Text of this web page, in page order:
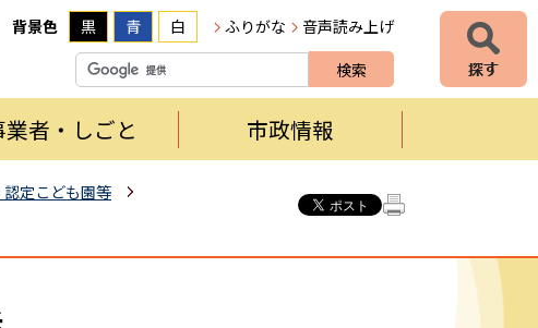
背景色 黒 青 白 ふりがな 音声読み上げ
業者・しごと 市政情報
定こども園等